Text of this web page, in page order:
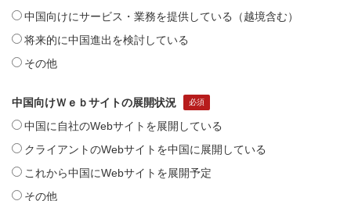
中国向けにサービス・業務を提供している（越境含む）
将来的に中国進出を検討している
その他
中国向けＷｅｂサイトの展開状況
中国に自社のWebサイトを展開している
クライアントのWebサイトを中国に展開している
これから中国にWebサイトを展開予定
その他